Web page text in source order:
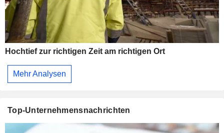
Hochtief zur richtigen Zeit am richtigen Ort
Mehr Analysen
Top-Unternehmensnachrichten